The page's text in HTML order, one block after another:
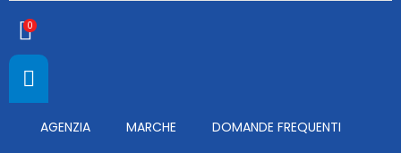
0
AGENZIA MARCHE DOMANDE FREQUENTI